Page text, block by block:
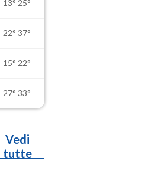
13° 25°
22° 37°
15° 22°
27° 33°
Vedi
tutte